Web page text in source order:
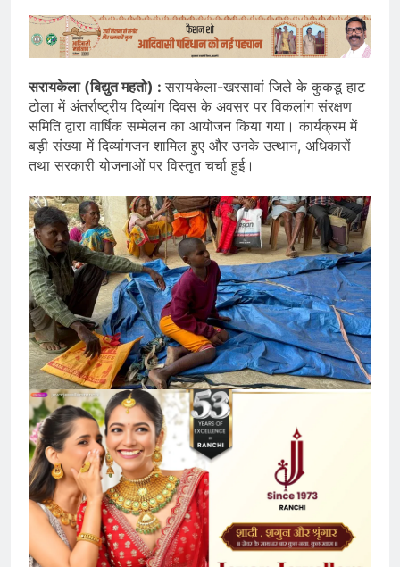
सरायकेला (बिद्युत महतो) :सरायकेला-खरसावां जिले के कुकडू हाट
टोला में अंतर्राष्ट्रीय दिव्यांग दिवस के अवसर पर विकलांग संरक्षण
समिति द्वारा वार्षिक सम्मेलन का आयोजन किया गया। कार्यक्रम में
बड़ी संख्या में दिव्यांगजन शामिल हुए और उनके उत्थान, अधिकारों
तथा सरकारी योजनाओं पर विस्तृत चर्चा हुई।